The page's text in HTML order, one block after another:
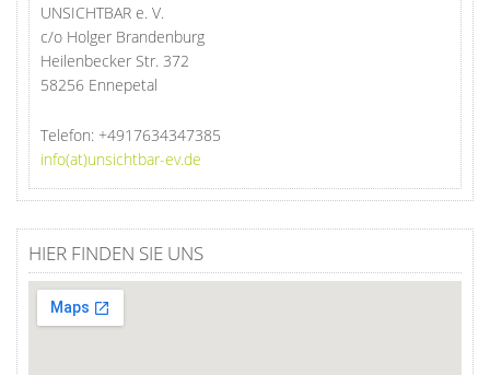
UNSICHTBAR e. V.
c/o Holger Brandenburg
Heilenbecker Str. 372
58256 Ennepetal
Telefon: +4917634347385
info(at)unsichtbar-ev.de
HIER FINDEN SIE UNS